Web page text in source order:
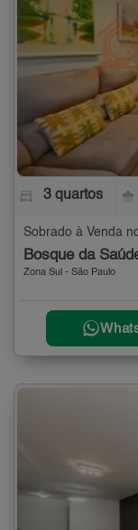
3 quartos
Sobrado à Venda
Bosque da
Zona Sul - São Paulo